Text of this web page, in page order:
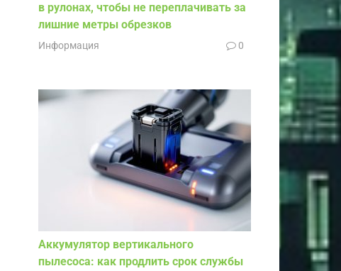
в рулонах, чтобы не переплачивать за
лишние метры обрезков
Информация 0
Аккумулятор вертикального
пылесоса: как продлить срок службы